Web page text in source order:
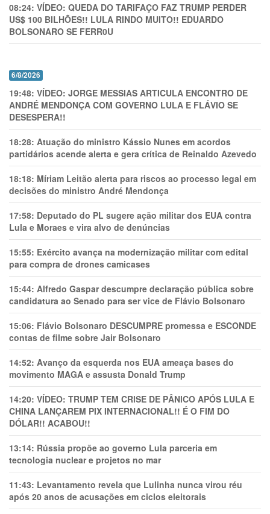
08:24: VÍDEO: QUEDA DO TARIFAÇO FAZ TRUMP PERDER
US$ 100 BILHÕES!! LULA RINDO MUITO!! EDUARDO
BOLSONARO SE FERR0U
6/8/2026
19:48: VÍDEO: JORGE MESSIAS ARTICULA ENCONTRO DE
ANDRÉ MENDONÇA COM GOVERNO LULA E FLÁVIO SE
DESESPERA!!
18:28: Atuação do ministro Kássio Nunes em acordos
partidários acende alerta e gera crítica de Reinaldo Azevedo
18:18: Míriam Leitão alerta para riscos ao processo legal em
decisões do ministro André Mendonça
17:58: Deputado do PL sugere ação militar dos EUA contra
Lula e Moraes e vira alvo de denúncias
15:55: Exército avança na modernização militar com edital
para compra de drones camicases
15:44: Alfredo Gaspar descumpre declaração pública sobre
candidatura ao Senado para ser vice de Flávio Bolsonaro
15:06: Flávio Bolsonaro DESCUMPRE promessa e ESCONDE
contas de filme sobre Jair Bolsonaro
14:52: Avanço da esquerda nos EUA ameaça bases do
movimento MAGA e assusta Donald Trump
14:20: VÍDEO: TRUMP TEM CRlSE DE PÂNlCO APÓS LULA E
CHINA LANÇAREM PIX INTERNACIONAL!! É O FIM DO
DÓLAR!! ACABOU!!
13:14: Rússia propõe ao governo Lula parceria em
tecnologia nuclear e projetos no mar
11:43: Levantamento revela que Lulinha nunca virou réu
após 20 anos de acusações em ciclos eleitorais